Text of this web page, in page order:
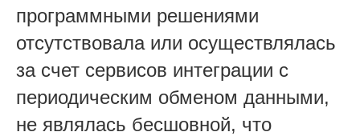
программными решениями
отсутствовала или осуществлялась
за счет сервисов интеграции с
периодическим обменом данными,
не являлась бесшовной, что